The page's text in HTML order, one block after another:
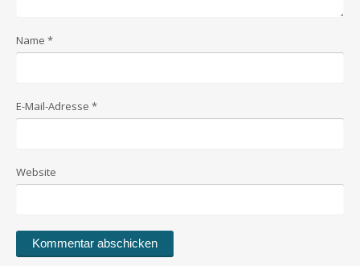
Name *
E-Mail-Adresse *
Website